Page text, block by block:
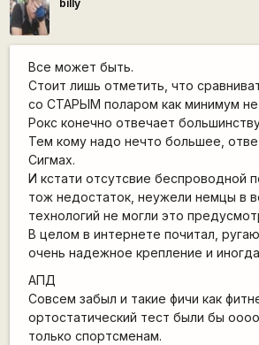
billy
Все может быть.
Стоит лишь отметить, что
со СТАРЫМ поларом как минимум не
Рокс конечно отвечает
Тем кому надо нечто большее,
Сигмах.
И кстати отсутсвие беспроводной
тож недостаток, неужели немцы в
технологий не могли это
В целом в интернете почитал,
очень надежное крепление и
АПД
Совсем забыл и такие фичи как
ортостатический тест были бы
только спортсменам.